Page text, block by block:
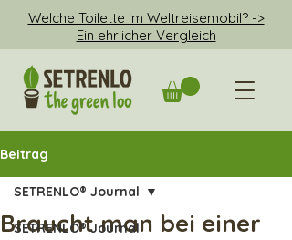
Welche Toilette im Weltreisemobil? ->
Ein ehrlicher Vergleich
Beitrag
SETRENLO® Journal
SETRENLO® Journal
Braucht man bei einer